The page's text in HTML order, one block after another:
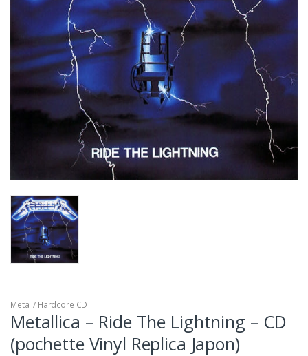
Metal / Hardcore CD
Metallica – Ride The Lightning – CD
(pochette Vinyl Replica Japon)